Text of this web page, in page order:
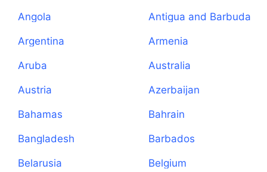
Angola Antigua and Barbuda
Argentina Armenia
Aruba Australia
Austria Azerbaijan
Bahamas Bahrain
Bangladesh Barbados
Belarusia Belgium